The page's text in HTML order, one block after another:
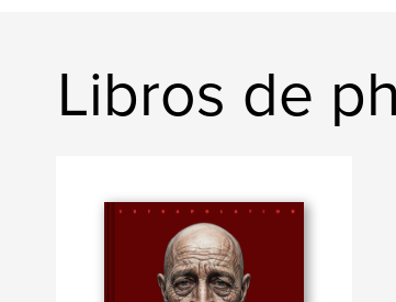
Libros de